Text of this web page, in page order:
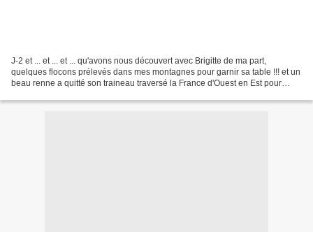
J-2 et ... et ... et ... qu'avons nous découvert avec Brigitte de ma part,
quelques flocons prélevés dans mes montagnes pour garnir sa table !!! et un
beau renne a quitté son traineau traversé la France d'Ouest en Est pour